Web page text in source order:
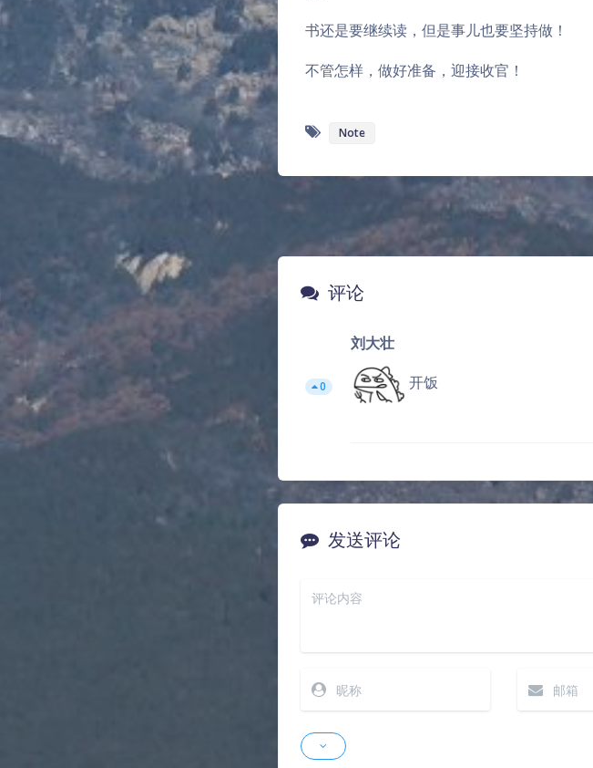
时间转呀转，从前的话在慢慢应验，如果能
起了二十届三中全会的有关报道，读完之后
重任，可是没人告诉过我什么是远大理想、
限的能力之内能够促进某一个小范围内向
事情。
原本计划中 十年 的收尾是想以理论为主，
的过程作为最后的收尾。理论若不结合实
招！